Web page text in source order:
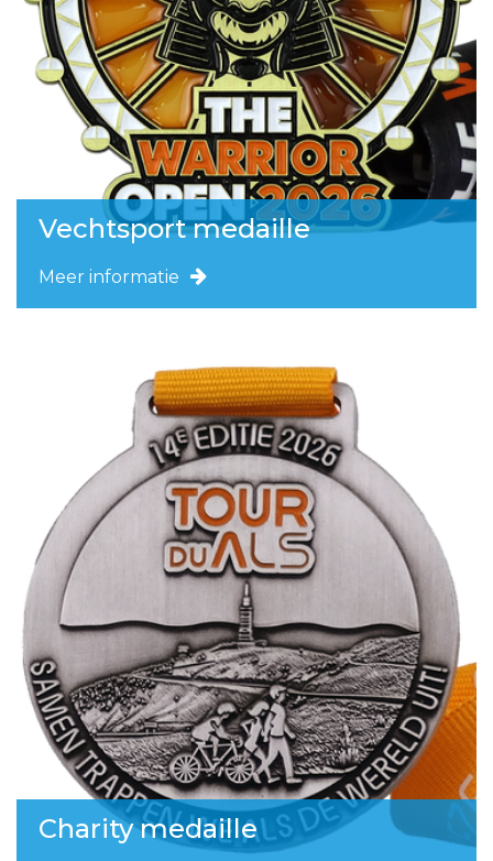
Vechtsport medaille
Meer informatie
Charity medaille